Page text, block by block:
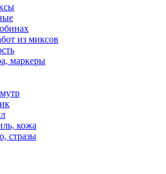
из миксов
маркеры
кожа
стразы